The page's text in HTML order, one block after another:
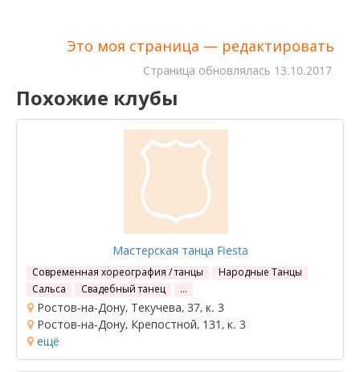
Это моя страница — редактировать
Cтраница обновлялась 13.10.2017
Похожие клубы
Мастерская танца Fiesta
Современная хореография / танцы
Народные Танцы
Сальса
Свадебный танец …
Ростов-на-Дону, Текучева, 37, к. 3
Ростов-на-Дону, Крепостной, 131, к. 3
ещё